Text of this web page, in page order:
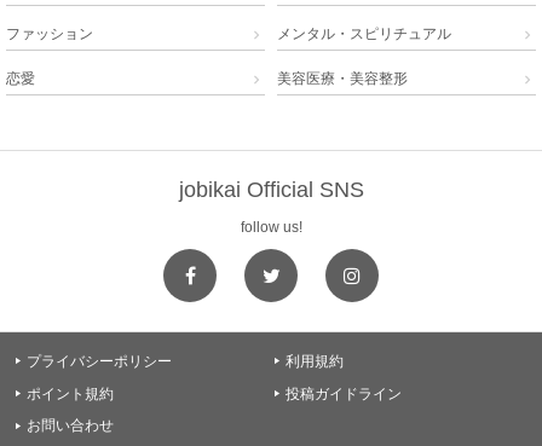
ファッション  メンタル・スピリチュアル 
恋愛  美容医療・美容整形 
jobikai Official SNS
follow us!
 プライバシーポリシー  利用規約
 ポイント規約  投稿ガイドライン
 お問い合わせ